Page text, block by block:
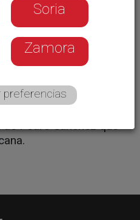
en las Cortes de
para valorar las
previsto mantener
Castilla y León en
entre ellos Cataluña.
Pedro Sánchez que
Soria
Zamora